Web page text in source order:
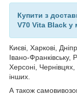
Купити з
V70 Vita Black у
Києві, Харкові,
Івано-Франківську,
Херсоні,
інших.
А також